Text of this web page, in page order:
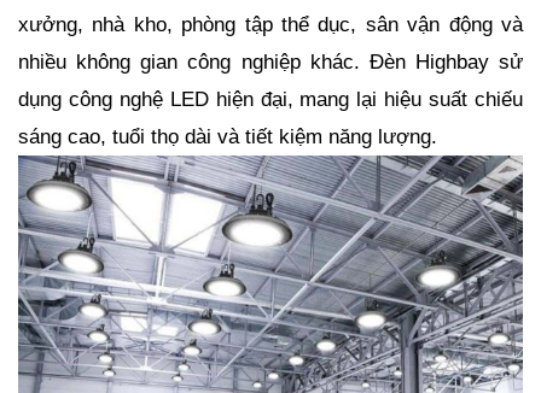
xưởng, nhà kho, phòng tập thể dục, sân vận động và
nhiều không gian công nghiệp khác. Đèn Highbay sử
dụng công nghệ LED hiện đại, mang lại hiệu suất chiếu
sáng cao, tuổi thọ dài và tiết kiệm năng lượng.